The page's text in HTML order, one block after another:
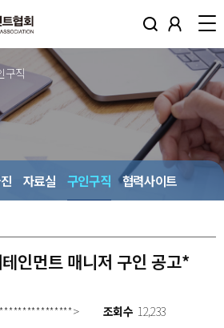
구직
자료실 구인구직 협력사이트
인먼트 매니저 구인 공고*
조회수 12,233